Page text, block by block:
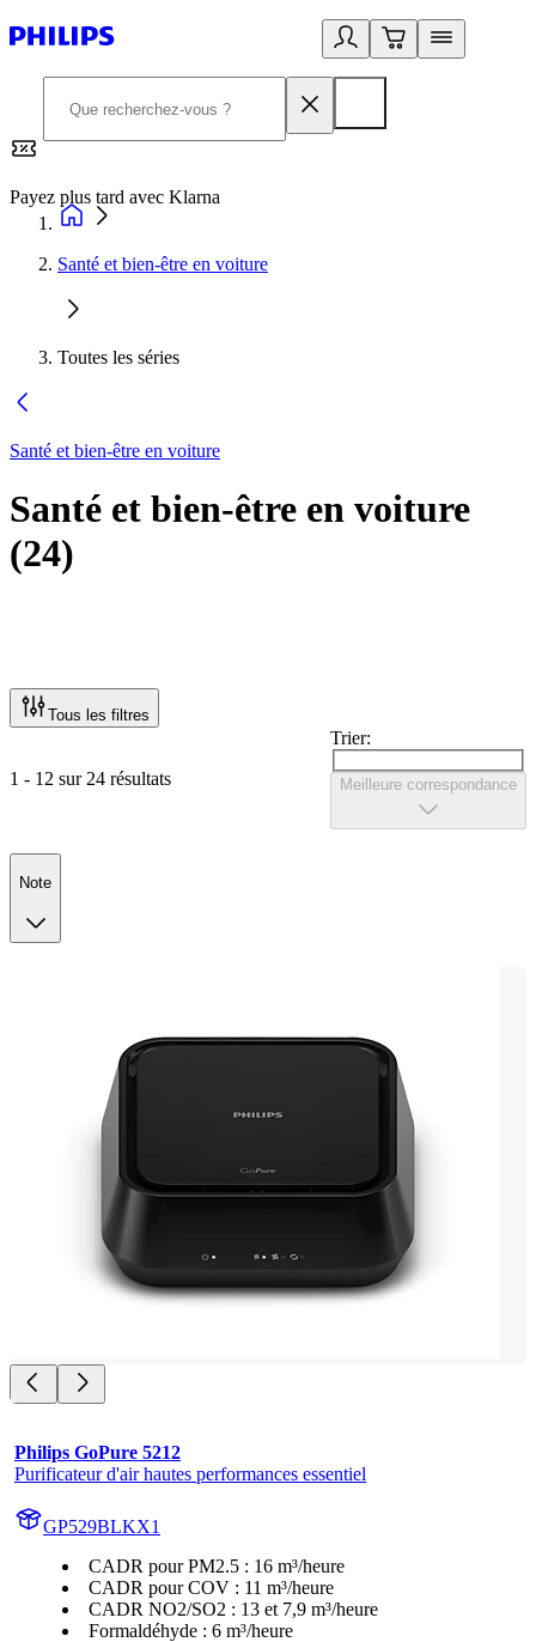
Payez plus tard avec Klarna
Santé et bien-être en voiture
Toutes les séries
Santé et bien-être en voiture
Santé et bien-être en voiture
(24)
Tous les filtres
1 - 12 sur 24 résultats
Trier:
Meilleure correspondance
Note
Philips GoPure 5212
Purificateur d'air hautes performances essentiel
GP529BLKX1
CADR pour PM2.5 : 16 m³/heure
CADR pour COV : 11 m³/heure
CADR NO2/SO2 : 13 et 7,9 m³/heure
Formaldéhyde : 6 m³/heure